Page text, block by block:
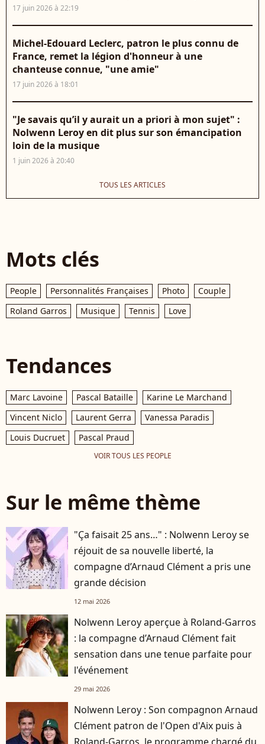
17 juin 2026 à 22:19
Michel-Edouard Leclerc, patron le plus connu de
France, remet la légion d'honneur à une
chanteuse connue, "une amie"
17 juin 2026 à 18:01
"Je savais qu’il y aurait un a priori à mon sujet" :
Nolwenn Leroy en dit plus sur son émancipation
loin de la musique
1 juin 2026 à 20:40
TOUS LES ARTICLES
Mots clés
People Personnalités Françaises Photo
Couple
Roland Garros
Musique Tennis Love
Tendances
Marc Lavoine Pascal Bataille
Karine Le Marchand
Vincent Niclo
Laurent Gerra
Vanessa Paradis
Louis Ducruet
Pascal Praud
VOIR TOUS LES PEOPLE
Sur le même thème
"Ça faisait 25 ans…" : Nolwenn Leroy se
réjouit de sa nouvelle liberté, la
compagne d’Arnaud Clément a pris une
grande décision
12 mai 2026
Nolwenn Leroy aperçue à Roland-Garros
: la compagne d’Arnaud Clément fait
sensation dans une tenue parfaite pour
l'événement
29 mai 2026
Nolwenn Leroy : Son compagnon Arnaud
Clément patron de l'Open d'Aix puis à